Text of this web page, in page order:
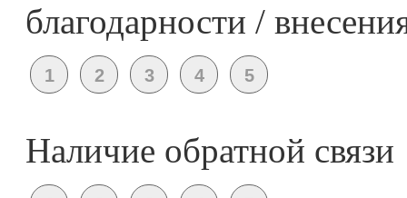
благодарности /
Наличие обратной связи